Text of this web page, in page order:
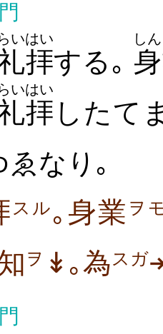
拝
いはい
する｡
し
拝
いはい
したて
なり｡
スル｡身業 ヲ
ヲ ↡｡為 スガ